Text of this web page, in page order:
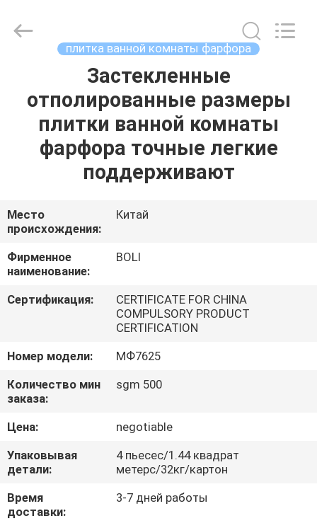
ПРОДУКТЫ
ВИДЕОЗАПИСИ
О
НАС
ЭКСКУРСИЯ
ПО
КОНТРОЛЬ
КАЧЕСТВА
С
НАМИ
CERAMICS
CO.,LTD..
плитка ванной комнаты фарфора
Застекленные
отполированные размеры
плитки ванной комнаты
фарфора точные легкие
поддерживают
Место
происхождения:
Китай
Фирменное
наименование:
BOLI
Сертификация:
CERTIFICATE FOR CHINA
COMPULSORY PRODUCT
CERTIFICATION
Номер модели:
МФ7625
Количество мин
заказа:
sgm 500
Цена:
negotiable
Упаковывая
детали:
4 пьесес/1.44 квадрат
метерс/32кг/картон
Время
доставки:
3-7 дней работы